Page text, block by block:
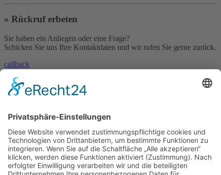
» Rückruf erbeten
Sie haben ein Anliegen oder eine Frage?
Schicken Sie uns Ihre Kontaktdaten und wir rufen Sie gerne zurück.
callback
» Kontakt aufnehmen
contact
»Skype
Und es geht auch per Skype!